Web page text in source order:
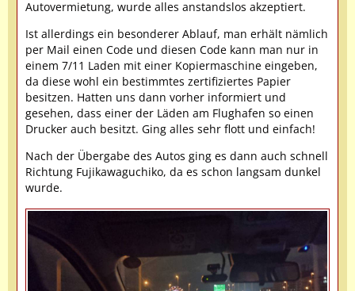
Autovermietung, wurde alles anstandslos akzeptiert.
Ist allerdings ein besonderer Ablauf, man erhält nämlich
per Mail einen Code und diesen Code kann man nur in
einem 7/11 Laden mit einer Kopiermaschine eingeben,
da diese wohl ein bestimmtes zertifiziertes Papier
besitzen. Hatten uns dann vorher informiert und
gesehen, dass einer der Läden am Flughafen so einen
Drucker auch besitzt. Ging alles sehr flott und einfach!
Nach der Übergabe des Autos ging es dann auch schnell
Richtung Fujikawaguchiko, da es schon langsam dunkel
wurde.